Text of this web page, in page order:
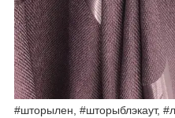
#шторылен, #шторыблэкаут,